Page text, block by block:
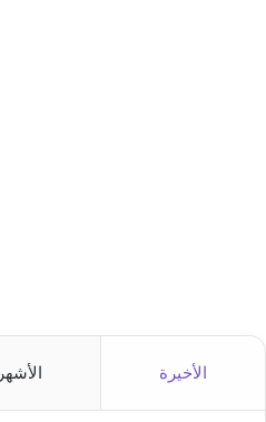
الأخيرة الأشهر